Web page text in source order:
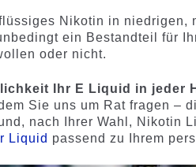
auf
Kundenb
ewertung
Nikotin in niedrigen,
ein Bestandteil für
oder nicht.
Ihr E Liquid in jeder
Sie uns um Rat fragen –
nach Ihrer Wahl, Nikotin
Liquid passend zu Ihrem